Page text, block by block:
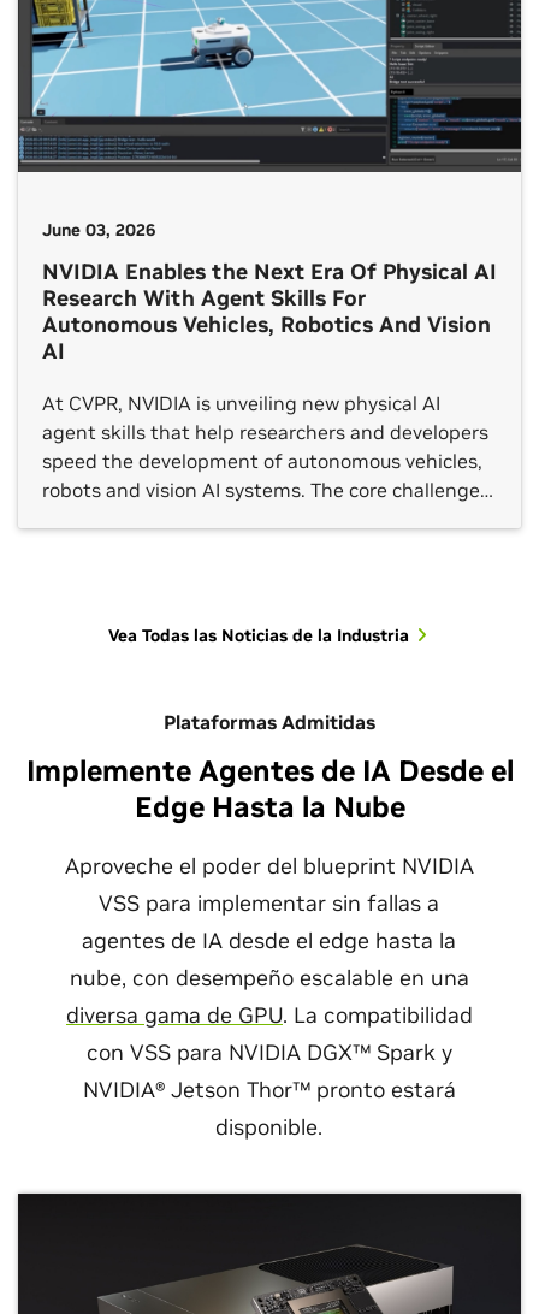
June 03, 2026
NVIDIA Enables the Next Era Of Physical AI
Research With Agent Skills For
Autonomous Vehicles, Robotics And Vision
AI
At CVPR, NVIDIA is unveiling new physical AI
agent skills that help researchers and developers
speed the development of autonomous vehicles,
robots and vision AI systems. The core challenge
evaluating […]
Vea Todas las Noticias de la Industria
August 04, 2026
Beyond VLAs: How World Action Models
Reshape Robot Manipulation
Desarrolle Agentes de IA de Análisis de
Video con NVIDIA Metropolis
El Blueprint de IA de NVIDIA para búsqueda y
resumen de videos le ayuda a desarrollar agentes de
vivo o archivados a través de interacciones en
Plataformas Admitidas
Implemente Agentes de IA Desde el
Edge Hasta la Nube
Aproveche el poder del blueprint NVIDIA
VSS para implementar sin fallas a
agentes de IA desde el edge hasta la
nube, con desempeño escalable en una
diversa gama de GPU. La compatibilidad
con VSS para NVIDIA DGX™ Spark y
NVIDIA® Jetson Thor™ pronto estará
disponible.